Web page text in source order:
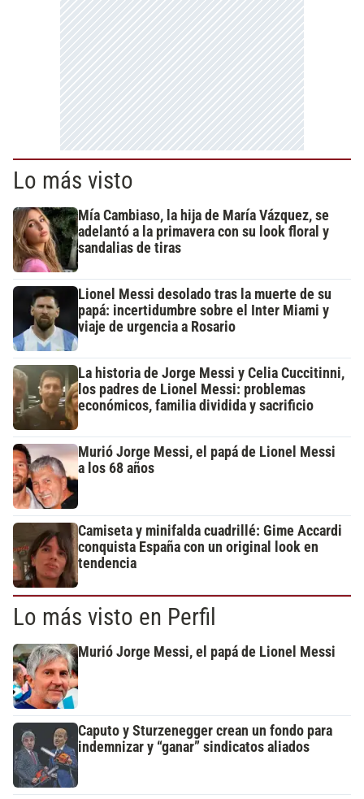
Lo más visto
Mía Cambiaso, la hija de María Vázquez, se
adelantó a la primavera con su look floral y
sandalias de tiras
Lionel Messi desolado tras la muerte de su
papá: incertidumbre sobre el Inter Miami y
viaje de urgencia a Rosario
La historia de Jorge Messi y Celia Cuccitinni,
los padres de Lionel Messi: problemas
económicos, familia dividida y sacrificio
Murió Jorge Messi, el papá de Lionel Messi
a los 68 años
Camiseta y minifalda cuadrillé: Gime Accardi
conquista España con un original look en
tendencia
Lo más visto en Perfil
Murió Jorge Messi, el papá de Lionel Messi
Caputo y Sturzenegger crean un fondo para
indemnizar y “ganar” sindicatos aliados